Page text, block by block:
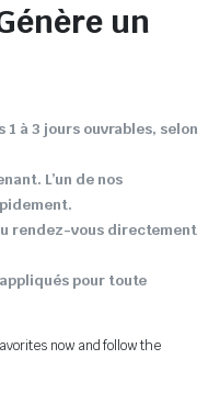
un
à 3 jours ouvrables, selon
L’un de nos
rendez-vous directement
pour toute
now and follow the